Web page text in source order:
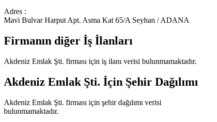
Adres :
Mavi Bulvar Harput Apt. Asma Kat 65/A Seyhan / ADANA
Firmanın diğer İş İlanları
Akdeniz Emlak Şti. firması için iş ilanı verisi bulunmamaktadır.
Akdeniz Emlak Şti. İçin Şehir Dağılımı
Akdeniz Emlak Şti. firması için şehir dağılımı verisi
bulunmamaktadır.